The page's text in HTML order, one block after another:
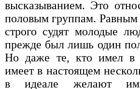
высказыванием. Это
половым группам. Равным
строго судят молодые
прежде был лишь один
Но даже те, кто имел в
имеет в настоящем
в идеале желают